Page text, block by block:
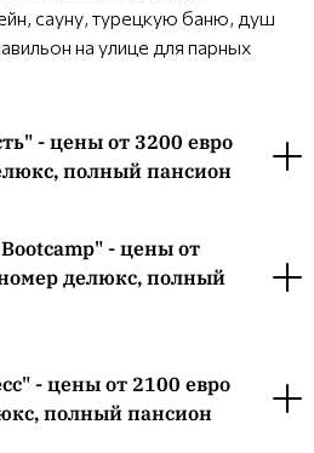
сауну, турецкую баню, душ
на улице для парных
- цены от 3200 евро
полный пансион
- цены от
делюкс, полный
- цены от 2100 евро
полный пансион